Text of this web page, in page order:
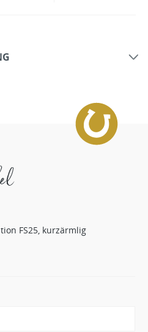
FS25, kurzärmlig